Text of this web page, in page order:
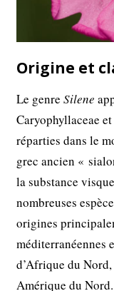
Origine et
Le genreSilene
Caryophyllaceae
réparties dans le
grec ancien «
la substance
nombreuses
origines
méditerranéennes
d’Afrique du
Amérique du Nord.